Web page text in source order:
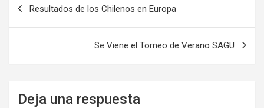
Resultados de los Chilenos en Europa
Se Viene el Torneo de Verano SAGU
Deja una respuesta